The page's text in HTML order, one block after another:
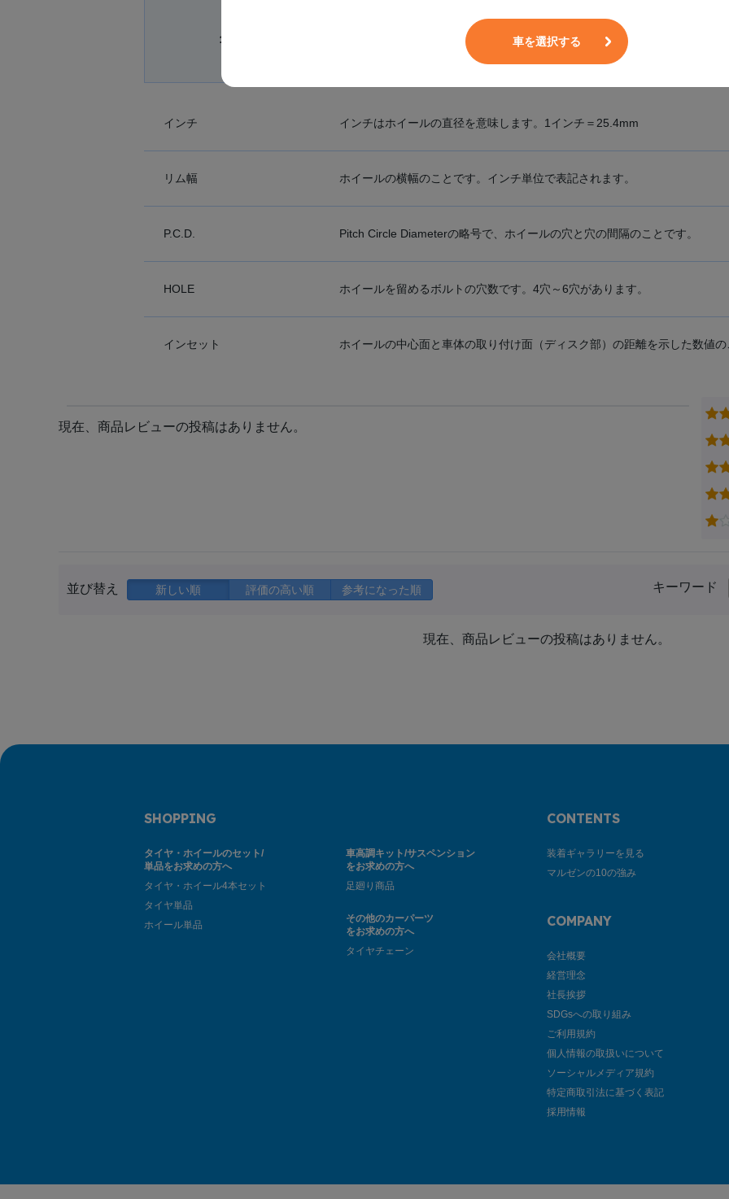
車を選択する
17
139
150
インチ インチはホイールの直径を意味します。1インチ＝25.4mm
リム幅 ホイールの横幅のことです。インチ単位で表記されます。
P.C.D. Pitch Circle Diameterの略号で、ホイールの穴と穴の間隔のことです。
HOLE ホイールを留めるボルトの穴数です。4穴～6穴があります。
インセット ホイールの中心面と車体の取り付け面（ディスク部）の距離を示した数値の
現在、商品レビューの投稿はありません。
並び替え 新しい順 評価の高い順 参考になった順 キーワード
現在、商品レビューの投稿はありません。
SHOPPING
タイヤ・ホイールのセット/
単品をお求めの方へ
タイヤ・ホイール4本セット
タイヤ単品
ホイール単品
車高調キット/サスペンション
をお求めの方へ
足廻り商品
その他のカーパーツ
をお求めの方へ
タイヤチェーン
CONTENTS
装着ギャラリーを見る
マルゼンの10の強み
COMPANY
会社概要
経営理念
社長挨拶
SDGsへの取り組み
ご利用規約
個人情報の取扱いについて
ソーシャルメディア規約
特定商取引法に基づく表記
採用情報